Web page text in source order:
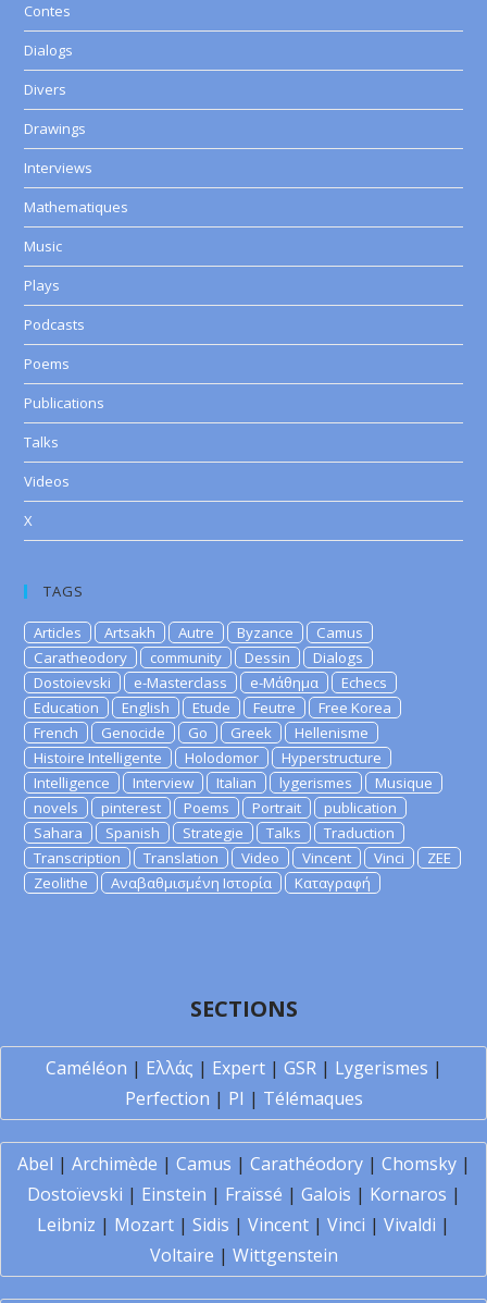
Contes
Dialogs
Divers
Drawings
Interviews
Mathematiques
Music
Plays
Podcasts
Poems
Publications
Talks
Videos
X
TAGS
Articles Artsakh Autre Byzance
Camus
Caratheodory
community Dessin
Dialogs
Dostoievski
e-Masterclass e-Μάθημα
Echecs
Education
English Etude Feutre
Free Korea
French
Genocide Go Greek
Hellenisme
Histoire Intelligente
Holodomor
Hyperstructure
Intelligence
Interview Italian lygerismes
Musique
novels
pinterest Poems Portrait
publication
Sahara
Spanish Strategie Talks
Traduction
Transcription
Translation Video Vincent Vinci
ZEE
Zeolithe
Αναβαθμισμένη Ιστορία Καταγραφή
SECTIONS
Caméléon | Ελλάς | Expert| GSR| Lygerismes |
Perfection | PI | Télémaques
Abel | Archimède | Camus | Carathéodory| Chomsky|
Dostoïevski | Einstein | Fraïssé | Galois | Kornaros |
Leibniz | Mozart | Sidis | Vincent | Vinci | Vivaldi |
Voltaire | Wittgenstein